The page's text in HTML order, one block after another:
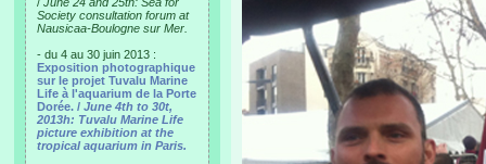
Society consultation forum at
Nausicaa-Boulogne sur Mer.
- du 4 au 30 juin 2013 :
Exposition photographique
sur le projet Tuvalu Marine
Life à l'aquarium de la Porte
Dorée. / June 4th to 30t,
2013h: Tuvalu Marine Life
picture exhibition at the
tropical aquarium in Paris.